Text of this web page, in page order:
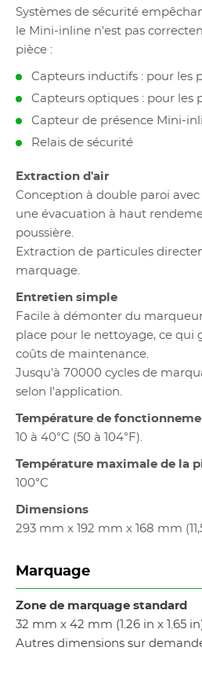
Systèmes de sécurité
le Mini-inline n'est pas
pièce :
Capteurs inductifs : pour les
Capteurs optiques : pour les
Capteur de présence Mini-
Relais de sécurité
Extraction d'air
Conception à double paroi
une évacuation à haut
poussière.
Extraction de particules
marquage.
Entretien simple
Facile à démonter du
place pour le nettoyage, ce qui
coûts de maintenance.
Jusqu'à 70000 cycles de
selon l'application.
Température de
10 à 40°C (50 à 104°F).
Température maximale de la
100°C
Dimensions
293 mm x 192 mm x 168 mm
Marquage
Zone de marquage standard
32 mm x 42 mm (1.26 in x 1.65
Autres dimensions sur